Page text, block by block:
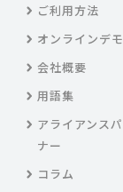
ご利用方法
オンラインデモ
会社概要
用語集
アライアンス
ナー
コラム